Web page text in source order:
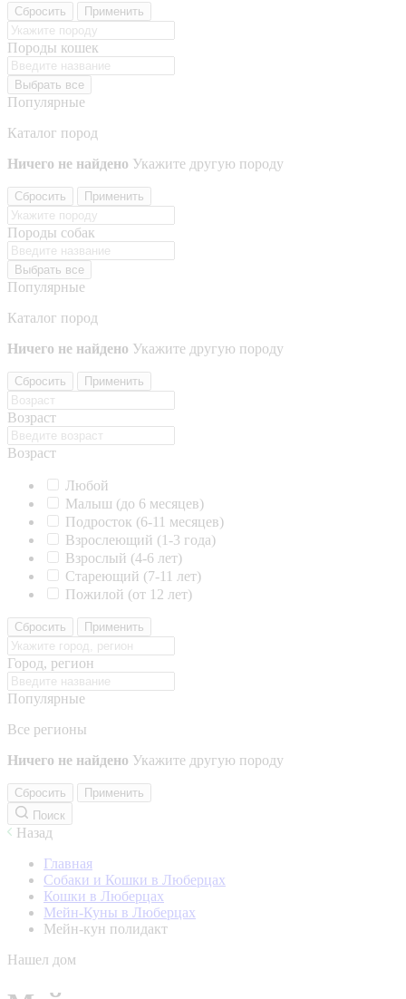
Сбросить Применить
Породы кошек
Выбрать все
Популярные
Каталог пород
Ничего не найдено Укажите другую породу
Сбросить Применить
Породы собак
Выбрать все
Популярные
Каталог пород
Ничего не найдено Укажите другую породу
Сбросить Применить
Возраст
Возраст
Любой
Малыш (до 6 месяцев)
Подросток (6-11 месяцев)
Взрослеющий (1-3 года)
Взрослый (4-6 лет)
Стареющий (7-11 лет)
Пожилой (от 12 лет)
Сбросить Применить
Город, регион
Популярные
Все регионы
Ничего не найдено Укажите другую породу
Сбросить
Применить
Поиск
Назад
Главная
Собаки и Кошки в Люберцах
Кошки в Люберцах
Мейн-Куны в Люберцах
Мейн-кун полидакт
Нашел дом